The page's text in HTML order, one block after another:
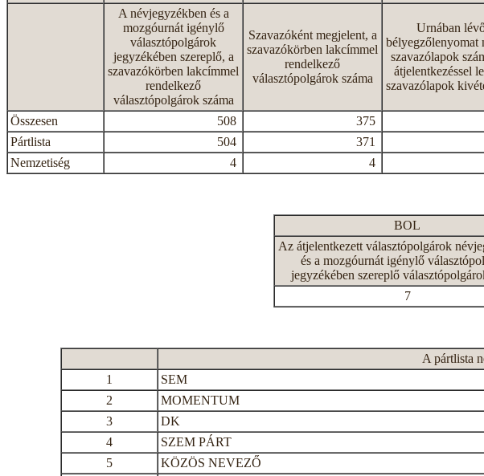
A névjegyzékben és a
mozgóurnát igénylő
választópolgárok
jegyzékében szereplő, a
szavazókörben lakcímmel
rendelkező
választópolgárok száma
Szavazóként megjelent, a
szavazókörben lakcímmel
rendelkező
választópolgárok száma
Urnában
bélyegzőlenyomat
szavazólapok
átjelentkezéssel
szavazólapok
Összesen 508 375
Pártlista
504 371
Nemzetiség
4 4
BOL
Az átjelentkezett választópolgárok
és a mozgóurnát igénylő
jegyzékében szereplő
7
A pártlista
1
SEM
2
MOMENTUM
3
DK
4
SZEM PÁRT
5
KÖZÖS NEVEZŐ